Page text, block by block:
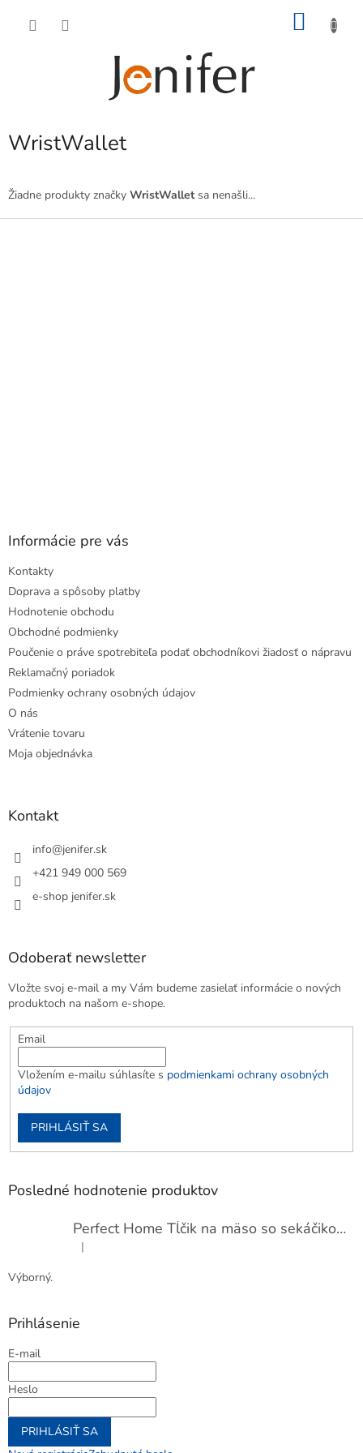
WristWallet
Žiadne produkty značky WristWalletsa nenašli...
Z
Informácie pre vás
Kontakty
Doprava a spôsoby platby
Hodnotenie obchodu
Obchodné podmienky
Poučenie o práve spotrebiteľa podať obchodníkovi žiadosť o nápravu
Reklamačný poriadok
Podmienky ochrany osobných údajov
O nás
Vrátenie tovaru
Moja objednávka
Kontakt
info@jenifer.sk
+421 949 000 569
e-shop jenifer.sk
Odoberať newsletter
Vložte svoj e-mail a my Vám budeme zasielať informácie o nových
produktoch na našom e-shope.
Email
Vložením e-mailu súhlasíte s podmienkami ochrany osobných
údajov
PRIHLÁSIŤ SA
Posledné hodnotenie produktov
Perfect Home Tĺčik na mäso so sekáčikom, 56893
Hodnotenie produktu je 5 z 5 hviezdičiek.
|
Výborný.
Prihlásenie
E-mail
Heslo
PRIHLÁSIŤ SA